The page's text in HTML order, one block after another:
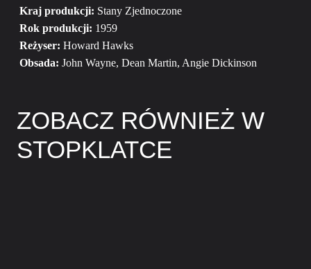
Kraj produkcji: Stany Zjednoczone
Rok produkcji: 1959
Reżyser: Howard Hawks
Obsada: John Wayne, Dean Martin, Angie Dickinson
ZOBACZ RÓWNIEŻ W
STOPKLATCE